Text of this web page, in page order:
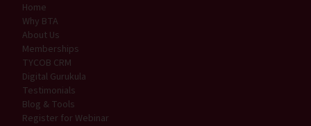
Home
Why BTA
About Us
Memberships
TYCOB CRM
Digital Gurukula
Testimonials
Blog & Tools
Register for Webinar